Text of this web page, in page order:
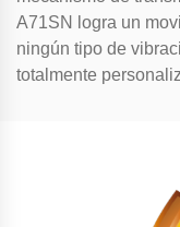
A71SN logra un
ningún tipo de
totalmente